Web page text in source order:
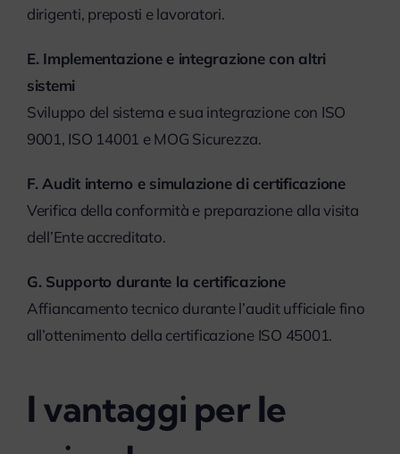
dirigenti, preposti e lavoratori.
E. Implementazione e integrazione con altri
sistemi
Sviluppo del sistema e sua integrazione con ISO
9001, ISO 14001 e MOG Sicurezza.
F. Audit interno e simulazione di certificazione
Verifica della conformità e preparazione alla visita
dell’Ente accreditato.
G. Supporto durante la certificazione
Affiancamento tecnico durante l’audit ufficiale fino
all’ottenimento della certificazione ISO 45001.
I vantaggi per le